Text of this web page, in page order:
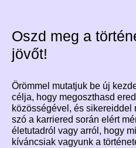
Oszd meg a
jövőt!
Örömmel mutatjuk be új
célja, hogy megoszthasd
közösségével, és
szó a karriered során elért
életutadról vagy arról, hogy
kíváncsiak vagyunk a